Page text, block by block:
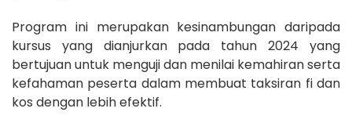
Program ini merupakan kesinambungan daripada
kursus yang dianjurkan pada tahun 2024 yang
bertujuan untuk menguji dan menilai kemahiran serta
kefahaman peserta dalam membuat taksiran fi dan
kos dengan lebih efektif.